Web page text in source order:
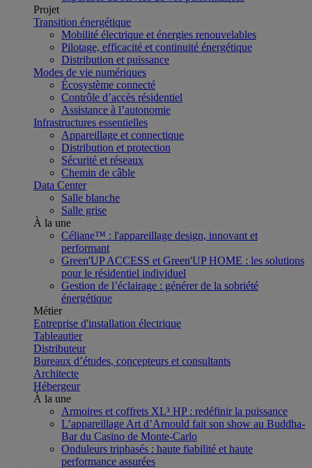
Projet
Transition énergétique
Mobilité électrique et énergies renouvelables
Pilotage, efficacité et continuité énergétique
Distribution et puissance
Modes de vie numériques
Écosystème connecté
Contrôle d’accès résidentiel
Assistance à l’autonomie
Infrastructures essentielles
Appareillage et connectique
Distribution et protection
Sécurité et réseaux
Chemin de câble
Data Center
Salle blanche
Salle grise
À la une
Céliane™ : l'appareillage design, innovant et
performant
Green'UP ACCESS et Green'UP HOME : les solutions
pour le résidentiel individuel
Gestion de l’éclairage : générer de la sobriété
énergétique
Métier
Entreprise d'installation électrique
Tableautier
Distributeur
Bureaux d’études, concepteurs et consultants
Architecte
Hébergeur
À la une
Armoires et coffrets XL³ HP : redéfinir la puissance
L’appareillage Art d’Arnould fait son show au Buddha-
Bar du Casino de Monte-Carlo
Onduleurs triphasés : haute fiabilité et haute
performance assurées